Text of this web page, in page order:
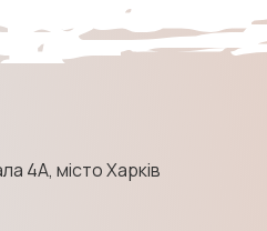
4А, місто Харків